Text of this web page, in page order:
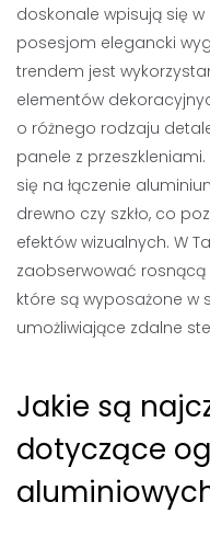
doskonale wpisują się
posesjom elegancki
trendem jest
elementów
o różnego rodzaju
panele z
się na łączenie
drewno czy szkło, co
efektów wizualnych. W
zaobserwować
które są wyposażone
umożliwiające zdalne
Jakie są
dotyczące